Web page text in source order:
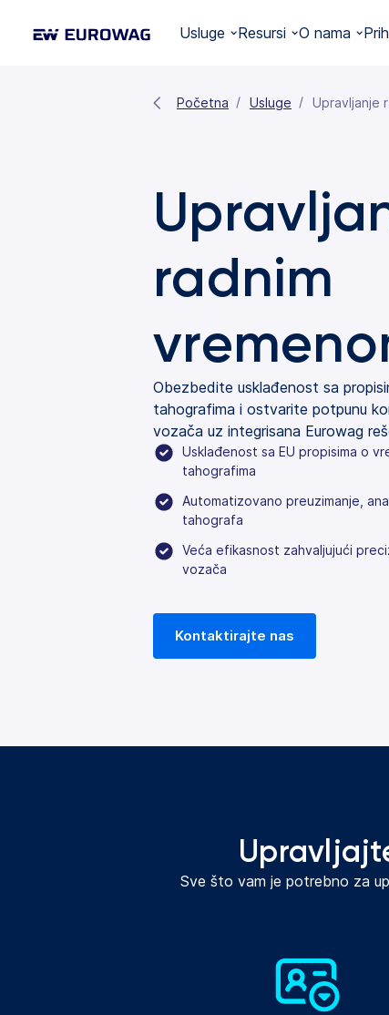
Usluge Resursi O nama
Početna Usluge Upravljanje
radnim
Obezbedite usklađenost sa
tahografima i ostvarite potpunu
vozača uz integrisana Eurowag
Usklađenost sa EU propisima o
tahografima
Automatizovano preuzimanje,
tahografa
Veća efikasnost zahvaljujući
vozača
Kontaktirajte nas
Sve što vam je potrebno za